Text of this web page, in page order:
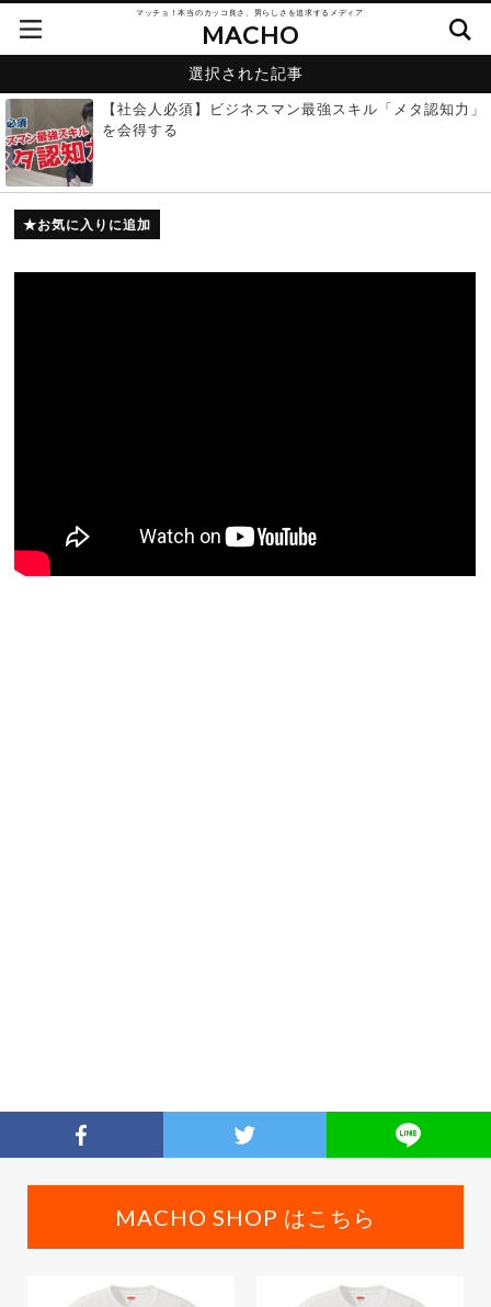
マッチョ！本当のカッコ良さ、男らしさを追求するメディア
MACHO
選択された記事
【社会人必須】ビジネスマン最強スキル「メタ認知力」
を会得する
お気に入りに追加
MACHO SHOP はこちら